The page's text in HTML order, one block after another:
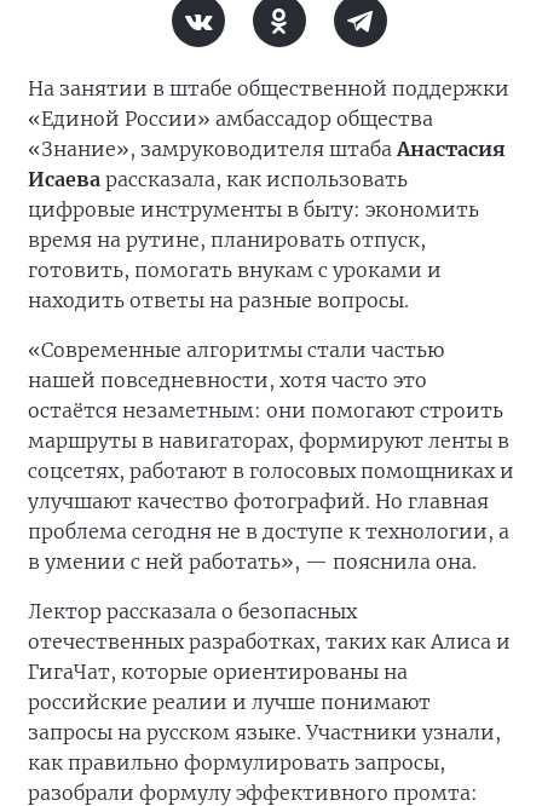
На занятии в штабе общественной поддержки
«Единой России» амбассадор общества
«Знание», замруководителя штабаАнастасия
Исаева рассказала, как использовать
цифровые инструменты в быту: экономить
время на рутине, планировать отпуск,
готовить, помогать внукам с уроками и
находить ответы на разные вопросы.
«Современные алгоритмы стали частью
нашей повседневности, хотя часто это
остаётся незаметным: они помогают строить
маршруты в навигаторах, формируют ленты в
соцсетях, работают в голосовых помощниках и
улучшают качество фотографий. Но главная
проблема сегодня не в доступе к технологии, а
в умении с ней работать», — пояснила она.
Лектор рассказала о безопасных
отечественных разработках, таких как Алиса и
ГигаЧат, которые ориентированы на
российские реалии и лучше понимают
запросы на русском языке. Участники узнали,
как правильно формулировать запросы,
разобрали формулу эффективного промта: